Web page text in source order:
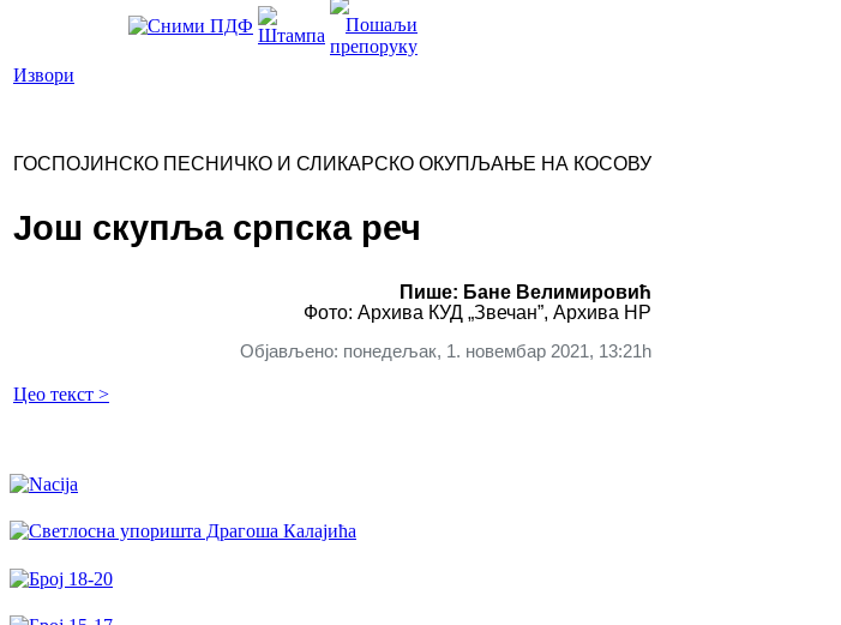
Извори
ГОСПОЈИНСКО ПЕСНИЧКО И СЛИКАРСКО ОКУПЉАЊЕ НА КОСОВУ
Још скупља српска реч
Пише: Бане Велимировић
Фото: Архива КУД „Звечан”, Архива НР
Објављено: понедељак, 1. новембар 2021, 13:21h
Цео текст >